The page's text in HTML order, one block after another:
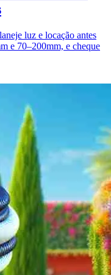
luz e locação antes
e 70–200mm, e cheque